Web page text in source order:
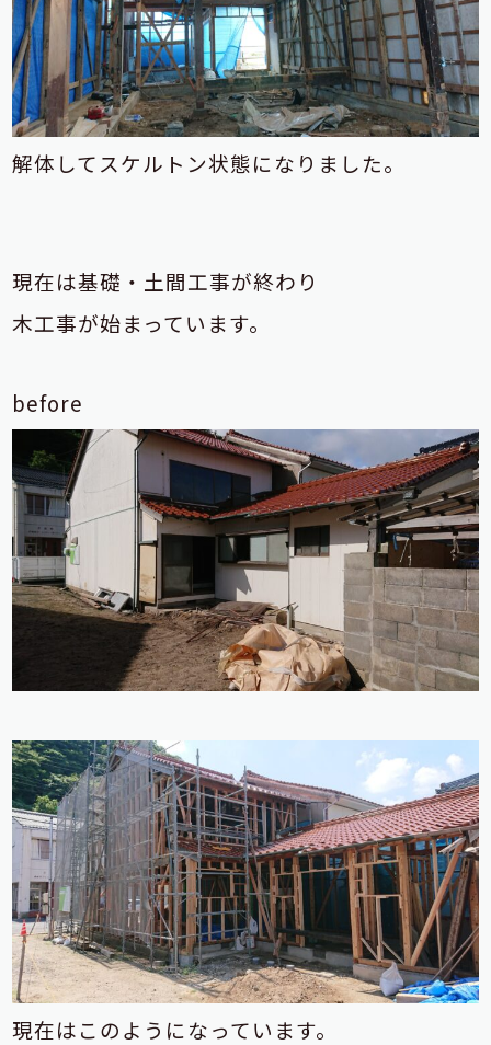
解体してスケルトン状態になりました。
現在は基礎・土間工事が終わり
木工事が始まっています。
before
現在はこのようになっています。